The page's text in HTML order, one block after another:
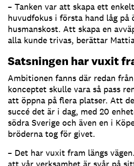
– Tanken var att skapa ett
huvudfokus i första hand låg på
husmanskost. Att skapa en
alla kunde trivas, berättar
Satsningen har vuxit
Ambitionen fanns där redan
konceptet skulle vara så pass
att öppna på flera platser. Att
succé det är i dag, med 20
södra Sverige och även en i
bröderna tog för givet.
– Det har vuxit fram längs
att vår verksamhet är svår på